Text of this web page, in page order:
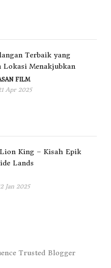
Terbaik yang
Lokasi Menakjubkan
FILM
Apr 2025
King – Kisah Epik
Lands
Jan 2025